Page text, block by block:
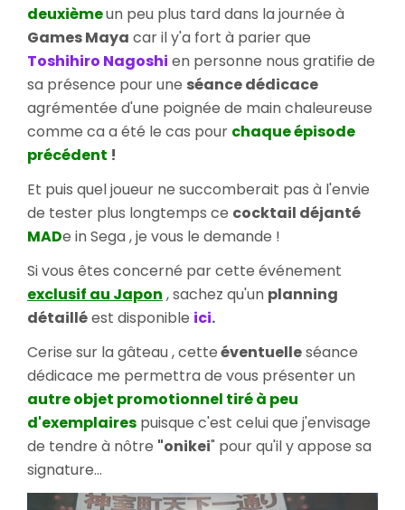
deuxièmeun peu plus tard dans la journée à
Games Maya car il y'a fort à parier que
Toshihiro Nagoshi en personne nous gratifie de
sa présence pour une séance dédicace
agrémentée d'une poignée de main chaleureuse
comme ca a été le cas pour chaque épisode
précédent !
Et puis quel joueur ne succomberait pas à l'envie
de tester plus longtemps ce cocktail déjanté
MADe in Sega , je vous le demande !
Si vous êtes concerné par cette événement
exclusif au Japon , sachez qu'un planning
détailléest disponible ici.
Cerise sur la gâteau , cetteéventuelleséance
dédicace me permettra de vous présenter un
autre objet promotionnel tiré à peu
d'exemplaires puisque c'est celui que j'envisage
de tendre à nôtre "onikei" pour qu'il y appose sa
signature...